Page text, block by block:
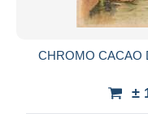
CHROMO CACAO
±